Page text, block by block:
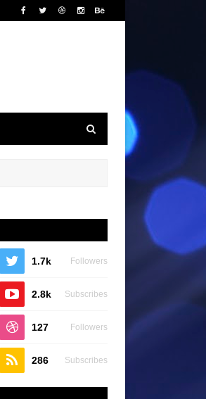
1.7k Followers
2.8k Subscribes
127 Followers
286 Subscribes